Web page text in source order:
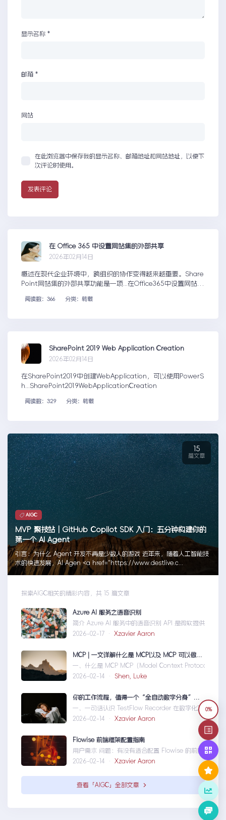
0%
显示名称 *
邮箱 *
网站
在此浏览器中保存我的显示名称、邮箱地址和网站地址，以便下
次评论时使用。
在 Office 365 中设置网站集的外部共享
2026年02月14日
概述在现代企业环境中，跨组织的协作变得越来越重要。Share
Point网站集的外部共享功能是一项...在Office365中设置网站集
阅读数：366 分类：转载
SharePoint 2019 Web Application Creation
2026年02月14日
在SharePoint2019中创建WebApplication，可以使用PowerS
h...SharePoint2019WebApplicationCreation
阅读数：329 分类：转载
AIGC
MVP 聚技站｜GitHub Copilot SDK 入门：五分钟构建你的
第一个 AI Agent
引言：为什么 Agent 开发不再是少数人的游戏 近年来，随着人工智能技
术的快速发展，AI Agen <a href="https://www.destlive.c...
15
篇文章
探索AIGC相关的精彩内容，共 15 篇文章
Azure AI 服务之语音识别
简介 Azure AI 服务中的语音识别 API 是微软提供的一
2026-02-17 · Xzavier Aaron
MCP | 一文详解什么是 MCP以及 MCP 可以做什么
一、什么是 MCP MCP（Model Context Protocol）是
2026-02-14 · Shen, Luke
你的工作流程，值得一个“全自动数字分身”：录制、截图、成文，一气呵成
一、一句话认识 TestFlow Recorder 在数字化工作环境
2026-02-14 · Xzavier Aaron
Flowise 前端框架配置指南
用户需求 问题：有没有适合配置 Flowise 的前端框架
2026-02-14 · Xzavier Aaron
查看「AIGC」全部文章